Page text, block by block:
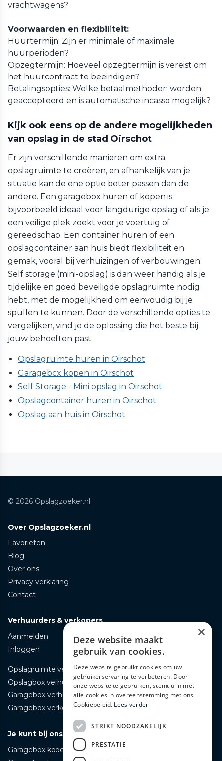
vrachtwagens?
Voorwaarden en flexibiliteit:
Huurtermijn: Zijn er minimale of maximale
huurperioden?
Opzegtermijn: Hoeveel opzegtermijn is vereist om
het huurcontract te beëindigen?
Betalingsopties: Welke betaalmethoden worden
geaccepteerd en is automatische incasso mogelijk?
Kijk ook eens op de andere mogelijkheden
van opslag in de stad Oirschot
Er zijn verschillende manieren om extra
opslagruimte te creëren, en afhankelijk van je
situatie kan de ene optie beter passen dan de
andere. Een garagebox huren of kopen is
bijvoorbeeld ideaal voor langdurige opslag of als je
een veilige plek zoekt voor je voertuig of
gereedschap. Een container huren of een
opslagcontainer aan huis biedt flexibiliteit en
gemak, vooral bij verhuizingen of verbouwingen.
Self storage (mini-opslag) is dan weer handig als je
tijdelijke en goed beveiligde opslagruimte nodig
hebt, met de mogelijkheid om eenvoudig bij je
spullen te kunnen. Door de verschillende opties te
vergelijken, vind je de oplossing die het beste bij
jouw behoeften past.
Opslagruimte huren in Oirschot
Garagebox kopen in Oirschot
Self Storage - Mini opslag in Oirschot
Opslagcontainer huren in Oirschot
Opslag aan huis in Oirschot
© 2026 Opslagzoeker.nl
Over Opslagzoeker.nl
Favorieten
Blog
Over ons
Privacy verklaring
Contact
Verhuurders & verkopers
Aanmelden
Inloggen
Opslagruimte verhuren
Opslagbox verhuren
Garagebox verhuren
Garagebox verkopen
Je kunt bij ons terecht voor
Garagebox kopen
×
Deze website maakt
gebruik van cookies.
Deze website gebruikt cookies om uw
gebruikerservaring te verbeteren. Door
onze website te gebruiken, stemt u in met
alle cookies in overeenstemming met ons
Cookiebeleid. Lees verder
STRIKT NOODZAKELIJK
PRESTATIE